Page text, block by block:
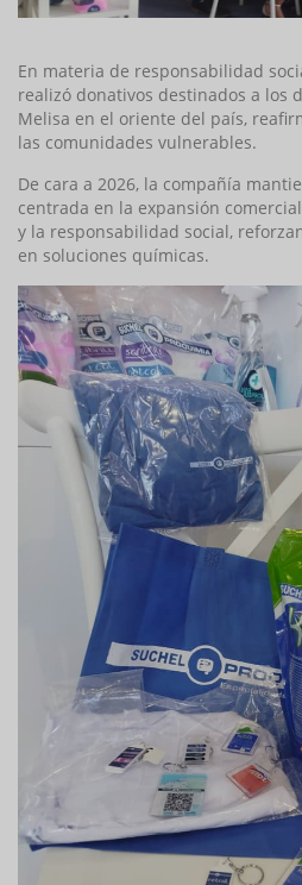
En materia de responsabilidad
realizó donativos destinados a los
Melisa en el oriente del país,
las comunidades vulnerables.
De cara a 2026, la compañía
centrada en la expansión
y la responsabilidad social,
en soluciones químicas.